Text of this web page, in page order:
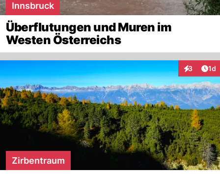
Innsbruck
Überflutungen und Muren im
Westen Österreichs
3 1d
Zirbentraum